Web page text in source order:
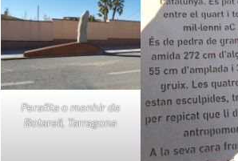
Perafita o menhir de
Botarell, Tarragona